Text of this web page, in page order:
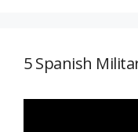
5 Spanish